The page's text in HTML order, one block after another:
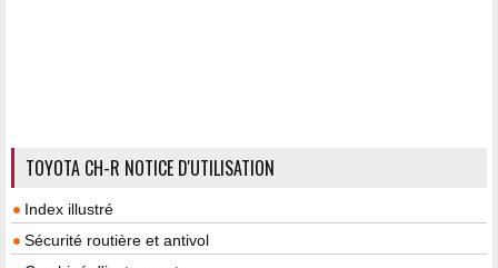
TOYOTA CH-R NOTICE D'UTILISATION
Index illustré
Sécurité routière et antivol